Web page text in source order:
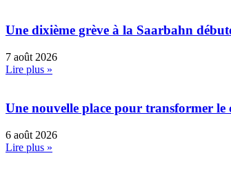
Une dixième grève à la Saarbahn
7 août 2026
Lire plus »
Une nouvelle place pour transformer le
6 août 2026
Lire plus »